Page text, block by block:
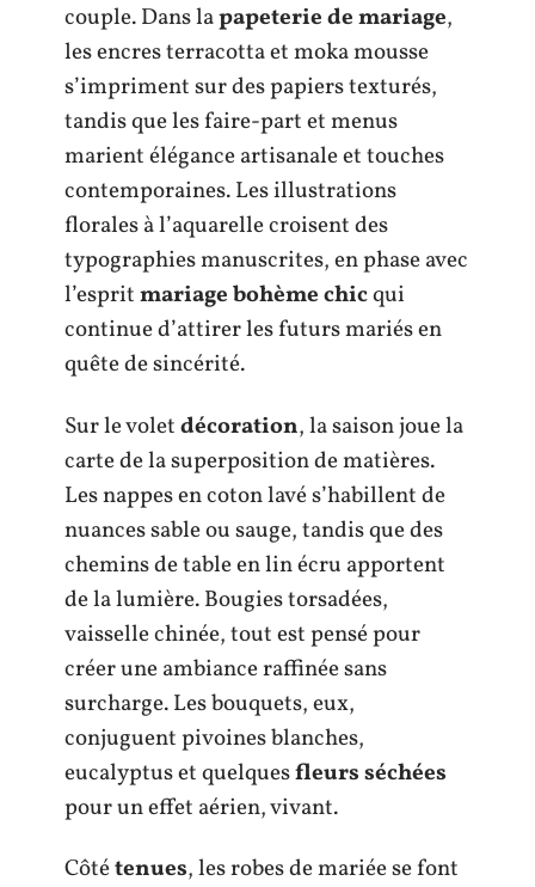
couple. Dans lapapeterie de mariage,
les encres terracotta et moka mousse
s’impriment sur des papiers texturés,
tandis que les faire-part et menus
marient élégance artisanale et touches
contemporaines. Les illustrations
florales à l’aquarelle croisent des
typographies manuscrites, en phase avec
l’espritmariage bohème chicqui
continue d’attirer les futurs mariés en
quête de sincérité.
Sur le voletdécoration, la saison joue la
carte de la superposition de matières.
Les nappes en coton lavé s’habillent de
nuances sable ou sauge, tandis que des
chemins de table en lin écru apportent
de la lumière. Bougies torsadées,
vaisselle chinée, tout est pensé pour
créer une ambiance raffinée sans
surcharge. Les bouquets, eux,
conjuguent pivoines blanches,
eucalyptus et quelquesfleurs séchées
pour un effet aérien, vivant.
Côtétenues, les robes de mariée se font